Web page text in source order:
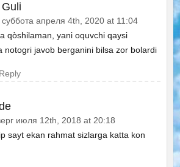
Guli
суббота апреля 4th, 2020 at 11:04
qòshilaman, yani oquvchi qaysi
notogri javob berganini bilsa zor bolardi
июля 12th, 2018 at 20:18
sayt ekan rahmat sizlarga katta kon